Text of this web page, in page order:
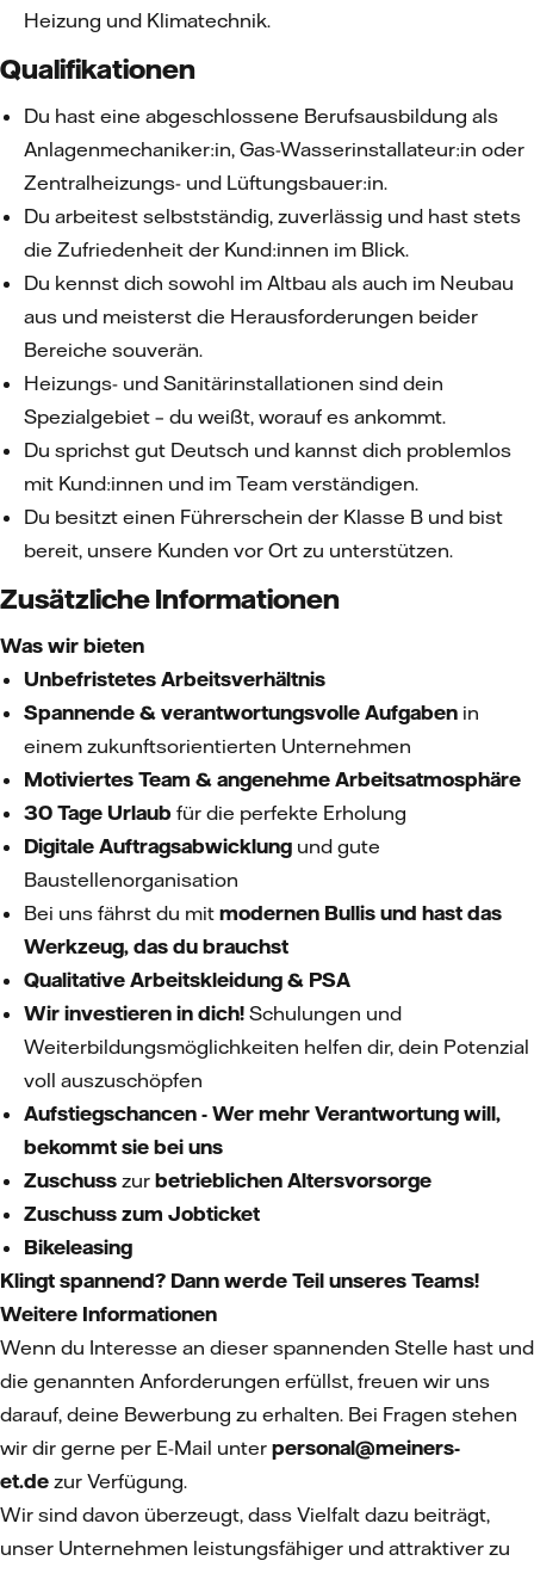
Heizung und Klimatechnik.
Qualifikationen
Du hast eine abgeschlossene Berufsausbildung als
Anlagenmechaniker:in, Gas-Wasserinstallateur:in oder
Zentralheizungs- und Lüftungsbauer:in.
Du arbeitest selbstständig, zuverlässig und hast stets
die Zufriedenheit der Kund:innen im Blick.
Du kennst dich sowohl im Altbau als auch im Neubau
aus und meisterst die Herausforderungen beider
Bereiche souverän.
Heizungs- und Sanitärinstallationen sind dein
Spezialgebiet – du weißt, worauf es ankommt.
Du sprichst gut Deutsch und kannst dich problemlos
mit Kund:innen und im Team verständigen.
Du besitzt einen Führerschein der Klasse B und bist
bereit, unsere Kunden vor Ort zu unterstützen.
Zusätzliche Informationen
Was wir bieten
Unbefristetes Arbeitsverhältnis
Spannende & verantwortungsvolle Aufgaben in
einem zukunftsorientierten Unternehmen
Motiviertes Team & angenehme Arbeitsatmosphäre
30 Tage Urlaub für die perfekte Erholung
Digitale Auftragsabwicklung und gute
Baustellenorganisation
Bei uns fährst du mit modernen Bullis und hast das
Werkzeug, das du brauchst
Qualitative Arbeitskleidung & PSA
Wir investieren in dich! Schulungen und
Weiterbildungsmöglichkeiten helfen dir, dein Potenzial
voll auszuschöpfen
Aufstiegschancen - Wer mehr Verantwortung will,
bekommt sie bei uns
Zuschuss zur betrieblichen Altersvorsorge
Zuschuss zum Jobticket
Bikeleasing
Klingt spannend? Dann werde Teil unseres Teams!
Weitere Informationen
Wenn du Interesse an dieser spannenden Stelle hast und
die genannten Anforderungen erfüllst, freuen wir uns
darauf, deine Bewerbung zu erhalten. Bei Fragen stehen
wir dir gerne per E-Mail unter personal@meiners-
et.de zur Verfügung.
Wir sind davon überzeugt, dass Vielfalt dazu beiträgt,
unser Unternehmen leistungsfähiger und attraktiver zu